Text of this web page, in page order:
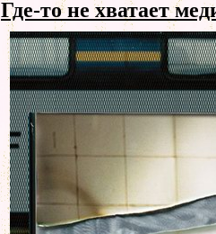
Где-то не хватает